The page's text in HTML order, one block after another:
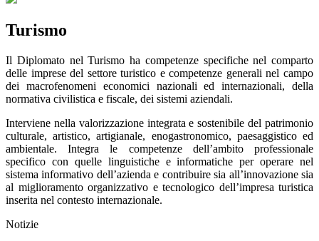
Turismo
Il Diplomato nel Turismo ha competenze specifiche nel comparto
delle imprese del settore turistico e competenze generali nel campo
dei macrofenomeni economici nazionali ed internazionali, della
normativa civilistica e fiscale, dei sistemi aziendali.
Interviene nella valorizzazione integrata e sostenibile del patrimonio
culturale, artistico, artigianale, enogastronomico, paesaggistico ed
ambientale. Integra le competenze dell’ambito professionale
specifico con quelle linguistiche e informatiche per operare nel
sistema informativo dell’azienda e contribuire sia all’innovazione sia
al miglioramento organizzativo e tecnologico dell’impresa turistica
inserita nel contesto internazionale.
Notizie